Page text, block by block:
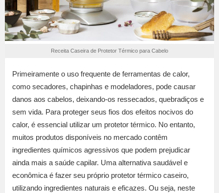
Receita Caseira de Protetor Térmico para Cabelo
Primeiramente o uso frequente de ferramentas de calor,
como secadores, chapinhas e modeladores, pode causar
danos aos cabelos, deixando-os ressecados, quebradiços e
sem vida. Para proteger seus fios dos efeitos nocivos do
calor, é essencial utilizar um protetor térmico. No entanto,
muitos produtos disponíveis no mercado contêm
ingredientes químicos agressivos que podem prejudicar
ainda mais a saúde capilar. Uma alternativa saudável e
econômica é fazer seu próprio protetor térmico caseiro,
utilizando ingredientes naturais e eficazes. Ou seja, neste